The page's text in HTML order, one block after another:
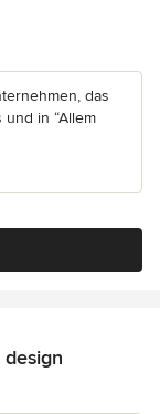
das
in “Allem
design